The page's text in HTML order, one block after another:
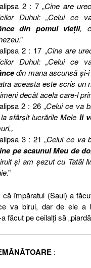
2 : 7 „Cine are
Duhul: „Celui ce
din pomul vieţii,
.”
2 : 17 „Cine are
Duhul: „Celui ce
din mana ascunsă şi-
aceasta este scris un
decât acela care-l
2 : 26 „Celui ce va
sfârşit lucrările Mele îi
„.
3 : 21 „Celui ce va
pe scaunul Meu de
şi am şezut cu Tatăl
.”
împăratul (Saul) a
va birui, dar de ele a
făcut pe ceilalţi să
: